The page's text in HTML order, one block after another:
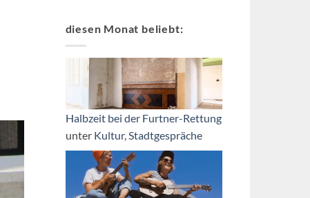
diesen Monat beliebt:
Halbzeit bei der Furtner-Rettung
unter Kultur,Stadtgespräche